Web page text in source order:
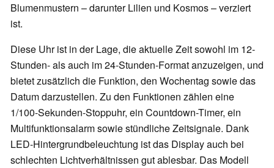
Blumenmustern – darunter Lilien und Kosmos – verziert
ist.
Diese Uhr ist in der Lage, die aktuelle Zeit sowohl im 12-
Stunden- als auch im 24-Stunden-Format anzuzeigen, und
bietet zusätzlich die Funktion, den Wochentag sowie das
Datum darzustellen. Zu den Funktionen zählen eine
1/100-Sekunden-Stoppuhr, ein Countdown-Timer, ein
Multifunktionsalarm sowie stündliche Zeitsignale. Dank
LED-Hintergrundbeleuchtung ist das Display auch bei
schlechten Lichtverhältnissen gut ablesbar. Das Modell